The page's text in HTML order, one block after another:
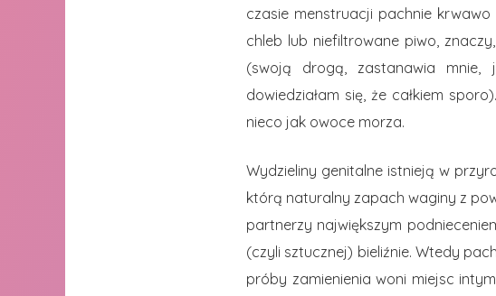
czasie menstruacji pachnie
chleb lub niefiltrowane piwo,
(swoją drogą, zastanawia
dowiedziałam się, że całkiem
nieco jak owoce morza.
Wydzieliny genitalne istnieją w
którą naturalny zapach waginy z
partnerzy największym
(czyli sztucznej) bieliźnie. Wtedy
próby zamienienia woni miejsc